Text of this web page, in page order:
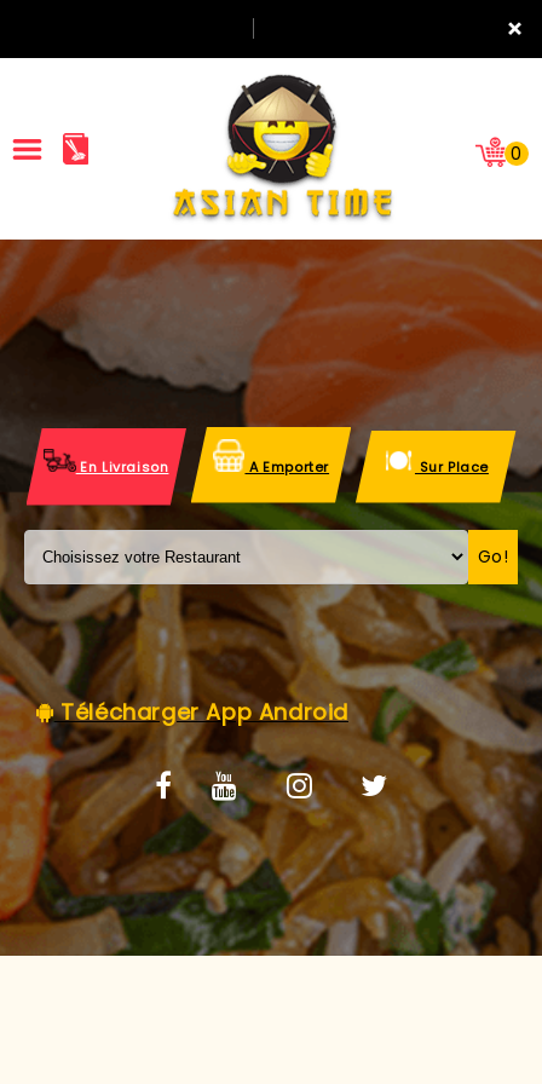
×
ACCUEIL
LA CARTE
VOS AVIS
MENTIONS LÉGALES
C.G.V
0
En Livraison A Emporter Sur Place
Go!
Télécharger App Android